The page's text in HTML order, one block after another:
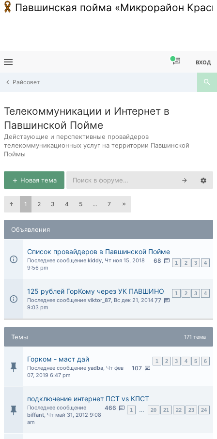
Павшинская пойма «Микрорайон
ВХОД
Райсовет
Телекоммуникации и Интернет в
Павшинской Пойме
Действующие и перспективные провайдеров
телекоммуникационных услуг на территории Павшинской
Поймы
Новая тема
1 2 3 4 5 … 7
Объявления
Список провайдеров в Павшинской Пойме
1 2 3 4
68
Последнее сообщение kiddy, Чт ноя 15, 2018
9:56 pm
125 рублей ГорКому через УК ПАВШИНО 1 2 3 4
77
Последнее сообщение viktor_87, Вс дек 21, 2014
9:03 pm
Темы 171 тема
Горком - маст дай 1 2 3 4 5 6
107
Последнее сообщение yadba, Чт фев
07, 2019 6:47 pm
подключение интернет ПСТ vs КПСТ
1 … 20 21 22 23 24
466
Последнее сообщение
biffant, Чт май 31, 2012 9:08
am